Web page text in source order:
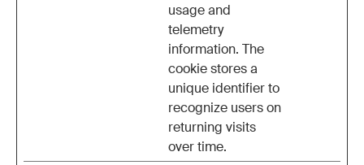
usage and
telemetry
information. The
cookie stores a
unique identifier to
recognize users on
returning visits
over time.